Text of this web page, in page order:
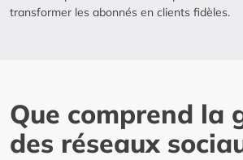
transformer les abonnés en clients fidèles.
Que comprend la
des réseaux